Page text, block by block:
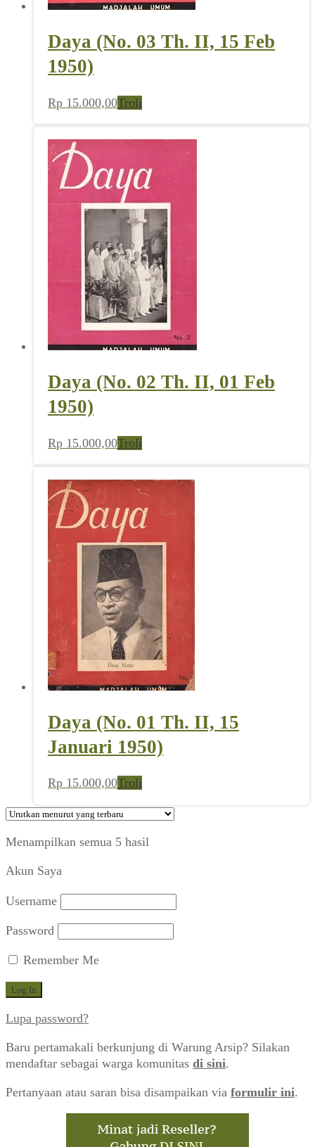
Daya (No. 03 Th. II, 15 Feb
1950)
Rp 15.000,00Troli
Daya (No. 02 Th. II, 01 Feb
1950)
Rp 15.000,00Troli
Daya (No. 01 Th. II, 15
Januari 1950)
Rp 15.000,00Troli
Menampilkan semua 5 hasil
Akun Saya
Username
Password
Remember Me
Lupa password?
Baru pertamakali berkunjung di Warung Arsip? Silakan
mendaftar sebagai warga komunitas di sini.
Pertanyaan atau saran bisa disampaikan via formulir ini.